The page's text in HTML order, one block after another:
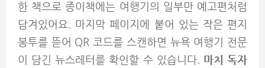
한 책으로 종이책에는 여행기의 일부만 예고편처럼
담겨있어요. 마지막 페이지에 붙어 있는 작은 편지
봉투를 뜯어 QR 코드를 스캔하면 뉴욕 여행기 전문
이 담긴 뉴스레터를 확인할 수 있습니다. 마치 독자